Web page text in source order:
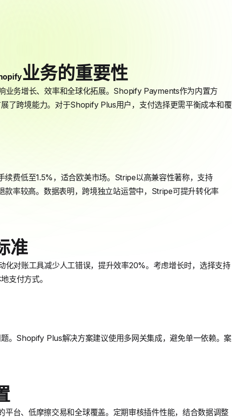
业务的重要性
业务增长、效率和全球化拓展。Shopify Payments作为内置方
了跨境能力。对于Shopify Plus用户，支付选择更需平衡成本和覆
费低至1.5%，适合欧美市场。Stripe以高兼容性著称，支持
率较高。数据表明，跨境独立站运营中，Stripe可提升转化率
准
对账工具减少人工错误，提升效率20%。考虑增长时，选择支持
支付方式。
。Shopify Plus解决方案建议使用多网关集成，避免单一依赖。案
台、低摩擦交易和全球覆盖。定期审核插件性能，结合数据调整